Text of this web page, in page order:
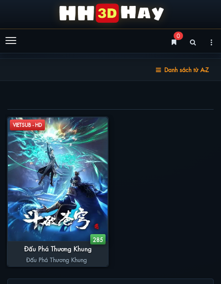
Menu
0
Danh sách từ A-Z
VIETSUB - HD
285
Đấu Phá Thương Khung
Đấu Phá Thương Khung